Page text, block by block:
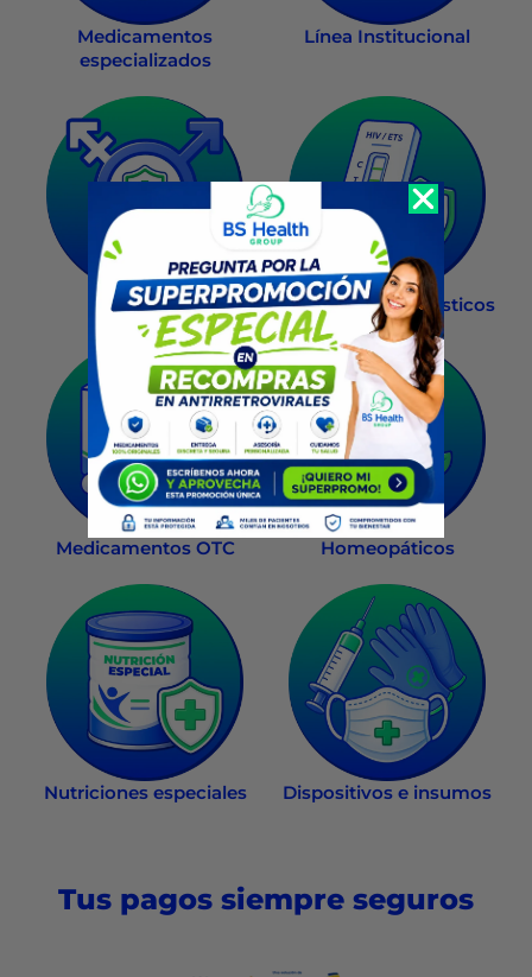
Medicamentos
especializados
Línea Institucional
Salud Sexual Exámenes diagnósticos
Medicamentos OTC Homeopáticos
Nutriciones especiales Dispositivos e insumos
Tus pagos siempre seguros
Recompra